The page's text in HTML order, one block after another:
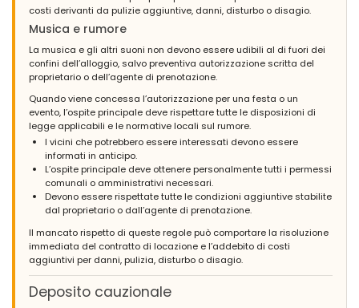
costi derivanti da pulizie aggiuntive, danni, disturbo o disagio.
Musica e rumore
La musica e gli altri suoni non devono essere udibili al di fuori dei
confini dell’alloggio, salvo preventiva autorizzazione scritta del
proprietario o dell’agente di prenotazione.
Quando viene concessa l’autorizzazione per una festa o un
evento, l’ospite principale deve rispettare tutte le disposizioni di
legge applicabili e le normative locali sul rumore.
I vicini che potrebbero essere interessati devono essere
informati in anticipo.
L’ospite principale deve ottenere personalmente tutti i permessi
comunali o amministrativi necessari.
Devono essere rispettate tutte le condizioni aggiuntive stabilite
dal proprietario o dall’agente di prenotazione.
Il mancato rispetto di queste regole può comportare la risoluzione
immediata del contratto di locazione e l’addebito di costi
aggiuntivi per danni, pulizia, disturbo o disagio.
Deposito cauzionale